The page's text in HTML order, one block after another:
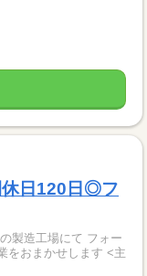
休日120日◎フ
製造工場にて フォー
まかせします <主